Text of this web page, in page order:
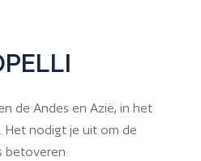
de Andes en Azië, in het
Het nodigt je uit om de
betoveren.